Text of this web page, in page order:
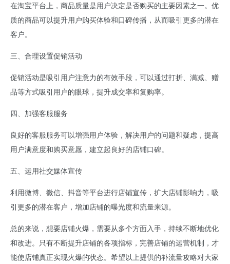
在淘宝平台上，商品质量是用户决定是否购买的主要因素之一。优
质的商品可以提升用户购买体验和口碑传播，从而吸引更多的潜在
客户。
三、合理设置促销活动
促销活动是吸引用户注意力的有效手段，可以通过打折、满减、赠
品等方式吸引用户的眼球，提升成交率和复购率。
四、加强客服服务
良好的客服服务可以增强用户体验，解决用户的问题和疑虑，提高
用户满意度和购买意愿，建立起良好的店铺口碑。
五、运用社交媒体宣传
利用微博、微信、抖音等平台进行店铺宣传，扩大店铺影响力，吸
引更多的潜在客户，增加店铺的曝光度和流量来源。
总的来说，想要店铺火爆，需要从多个方面入手，持续不断地优化
和改进。只有不断提升店铺的各项指标，完善店铺的运营机制，才
能使店铺真正实现火爆的状态。希望以上提供的补流量攻略对大家